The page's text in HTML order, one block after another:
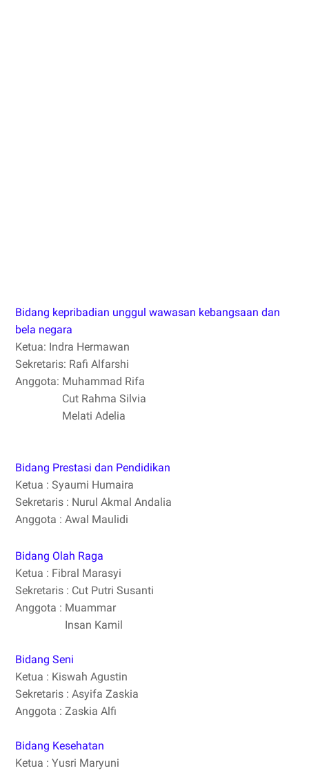
Bidang kepribadian unggul wawasan kebangsaan dan
bela negara
Ketua: Indra Hermawan
Sekretaris: Rafi Alfarshi
Anggota: Muhammad Rifa
Cut Rahma Silvia
Melati Adelia
Bidang Prestasi dan Pendidikan
Ketua : Syaumi Humaira
Sekretaris : Nurul Akmal Andalia
Anggota : Awal Maulidi
Bidang Olah Raga
Ketua : Fibral Marasyi
Sekretaris : Cut Putri Susanti
Anggota : Muammar
Insan Kamil
Bidang Seni
Ketua : Kiswah Agustin
Sekretaris : Asyifa Zaskia
Anggota : Zaskia Alfi
Bidang Kesehatan
Ketua : Yusri Maryuni